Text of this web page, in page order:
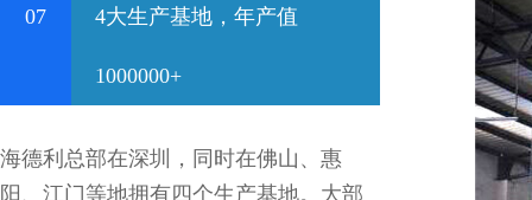
07 4大生产基地，年产值
1000000+
海德利总部在深圳，同时在佛山、惠
阳、江门等地拥有四个生产基地。大部